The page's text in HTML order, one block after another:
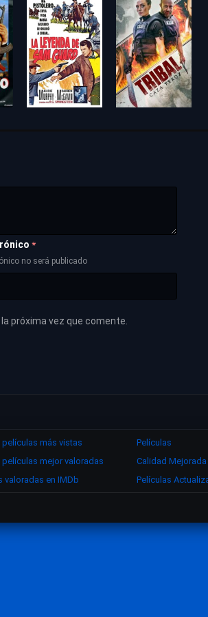
*
no será publicado
próxima vez que comente.
películas más vistas
películas mejor valoradas
valoradas en IMDb
Películas
Calidad Mejorada
Películas